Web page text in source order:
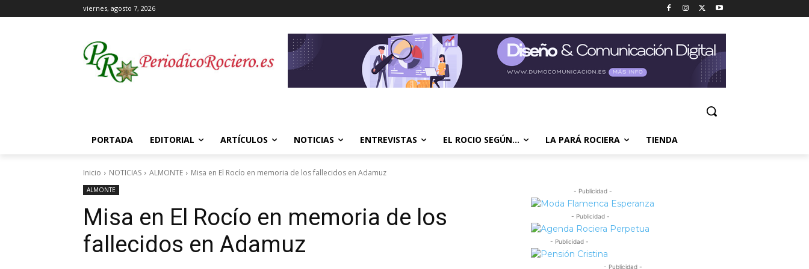
viernes, agosto 7, 2026
PORTADA EDITORIAL ARTÍCULOS NOTICIAS ENTREVISTAS EL ROCIO SEGÚN… LA PARÁ ROCIERA TIENDA
Inicio NOTICIAS ALMONTE Misa en El Rocío en memoria de los fallecidos en Adamuz
ALMONTE
Misa en El Rocío en memoria de los
fallecidos en Adamuz
- Publicidad -
- Publicidad -
- Publicidad -
- Publicidad -